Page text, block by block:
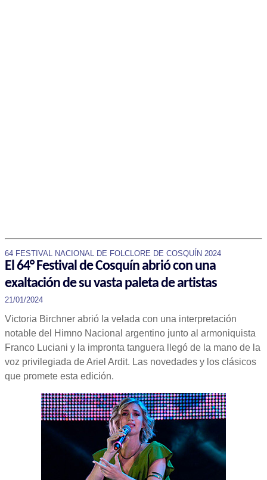
64 FESTIVAL NACIONAL DE FOLCLORE DE COSQUÍN 2024
El 64° Festival de Cosquín abrió con una
exaltación de su vasta paleta de artistas
21/01/2024
Victoria Birchner abrió la velada con una interpretación
notable del Himno Nacional argentino junto al armoniquista
Franco Luciani y la impronta tanguera llegó de la mano de la
voz privilegiada de Ariel Ardit. Las novedades y los clásicos
que promete esta edición.